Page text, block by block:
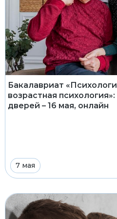
Бакалавриат
возрастная
дверей – 16 мая, онлайн
7 мая